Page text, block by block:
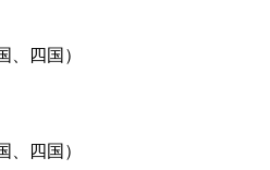
四国）
四国）